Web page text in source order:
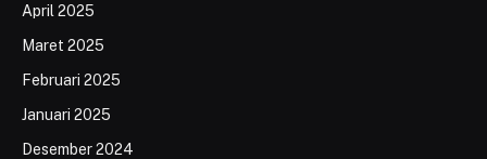
April 2025
Maret 2025
Februari 2025
Januari 2025
Desember 2024